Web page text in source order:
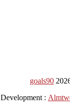
goals90
Development :